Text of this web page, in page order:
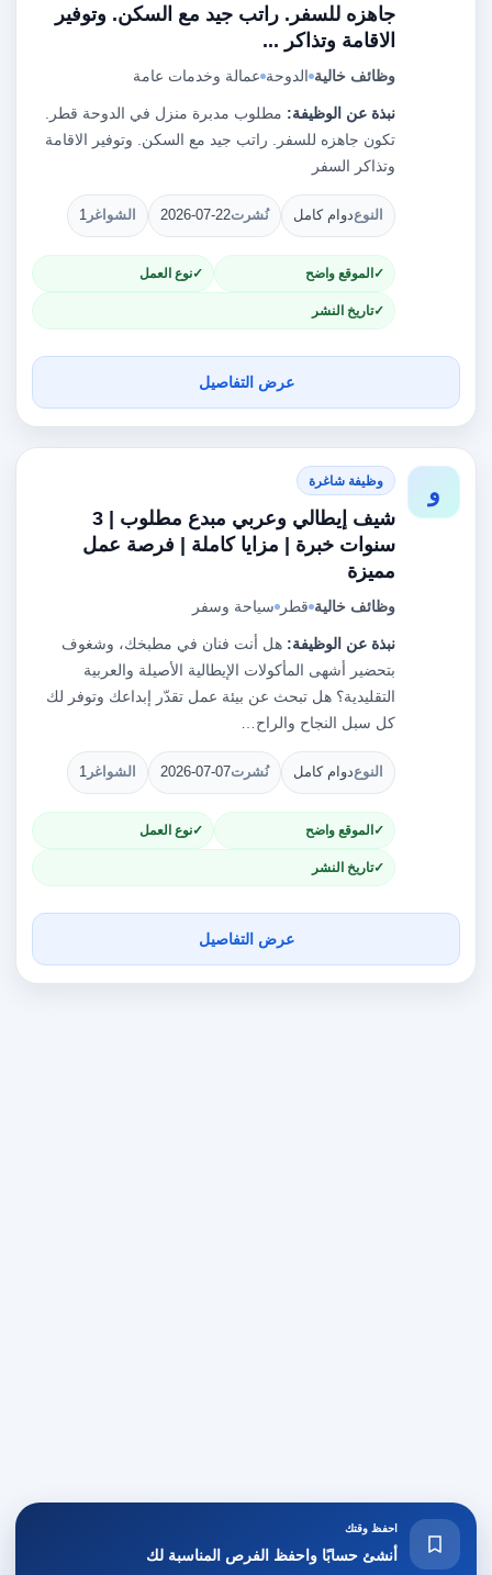
جاهزه للسفر. راتب جيد مع السكن. وتوفير
الاقامة وتذاكر ...
وظائف خالية الدوحة عمالة وخدمات عامة
نبذة عن الوظيفة: مطلوب مدبرة منزل في الدوحة قطر.
تكون جاهزه للسفر. راتب جيد مع السكن. وتوفير الاقامة
وتذاكر السفر
النوعدوام كامل نُشرت2026-07-22 الشواغر 1
الموقع واضح نوع العمل
تاريخ النشر
عرض التفاصيل
و وظيفة شاغرة
شيف إيطالي وعربي مبدع مطلوب | 3
سنوات خبرة | مزايا كاملة | فرصة عمل
مميزة
وظائف خالية قطر سياحة وسفر
نبذة عن الوظيفة: هل أنت فنان في مطبخك، وشغوف
بتحضير أشهى المأكولات الإيطالية الأصيلة والعربية
التقليدية؟ هل تبحث عن بيئة عمل تقدّر إبداعك وتوفر لك
كل سبل النجاح والراح…
النوعدوام كامل نُشرت2026-07-07 الشواغر 1
الموقع واضح نوع العمل
تاريخ النشر
عرض التفاصيل
احفظ وقتك
أنشئ حسابًا واحفظ الفرص المناسبة لك